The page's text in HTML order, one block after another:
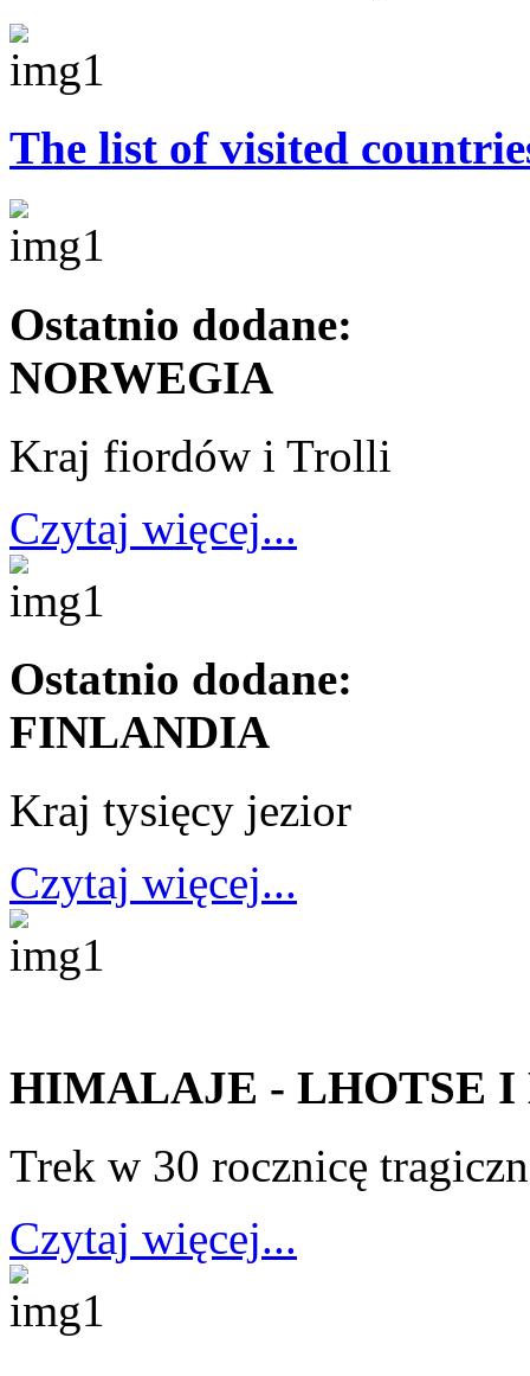
The list of visited
Ostatnio dodane:
NORWEGIA
Kraj fiordów i Trolli
Czytaj więcej...
Ostatnio dodane:
FINLANDIA
Kraj tysięcy jezior
Czytaj więcej...
HIMALAJE - LHOTSE I
Trek w 30 rocznicę
Czytaj więcej...